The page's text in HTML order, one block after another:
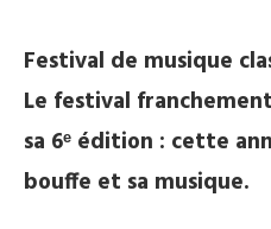
Festival de musique
Le festival
sa 6ᵉ édition : cette
bouffe et sa musique.